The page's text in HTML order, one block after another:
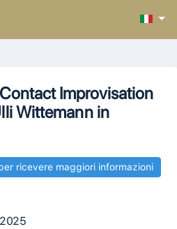
Improvisation
Wittemann in
ricevere maggiori informazioni